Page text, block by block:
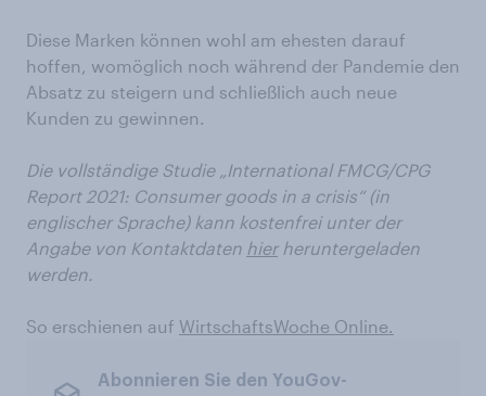
Diese Marken können wohl am ehesten darauf
hoffen, womöglich noch während der Pandemie den
Absatz zu steigern und schließlich auch neue
Kunden zu gewinnen.
Die vollständige Studie „International FMCG/CPG
Report 2021: Consumer goods in a crisis“ (in
englischer Sprache) kann kostenfrei unter der
Angabe von Kontaktdaten hierheruntergeladen
werden.
So erschienen auf WirtschaftsWoche Online.
Abonnieren Sie den YouGov-